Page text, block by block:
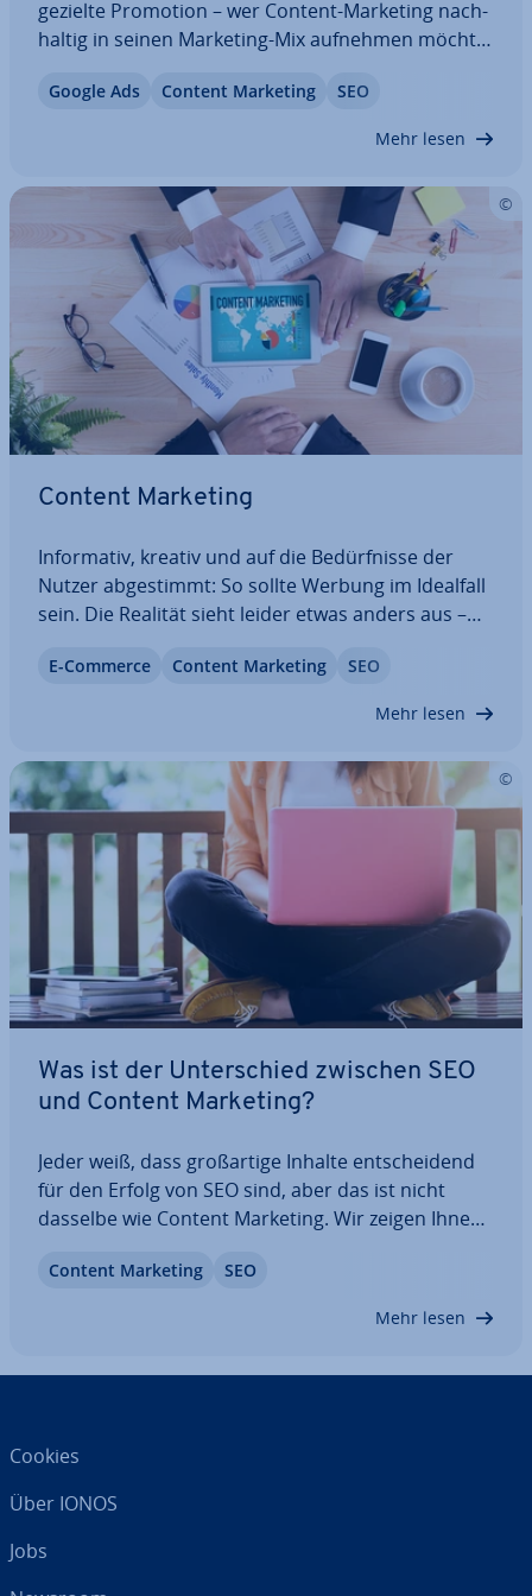
gezielte Promotion – wer Content-Marketing nach­
hal­tig in seinen Marketing-Mix aufnehmen möchte,
Inhalte im Netz gestreut und die ersten Likes und
Google Ads Content Marketing SEO
Mehr lesen
Content Marketing
In­for­ma­tiv, kreativ und auf die Be­dürf­nis­se der
Nutzer ab­ge­stimmt: So sollte Werbung im Idealfall
sein. Die Realität sieht leider etwas anders aus –
Methoden über­drüs­sig und igno­rie­ren die
E-Commerce Content Marketing SEO
Mehr lesen
Was ist der Un­ter­schied zwischen SEO
und Content Marketing?
Jeder weiß, dass groß­ar­ti­ge Inhalte ent­schei­dend
für den Erfolg von SEO sind, aber das ist nicht
dasselbe wie Content Marketing. Wir zeigen Ihnen
wichtigen Begriffen des Online-Mar­ke­tings,
zusammen mit einigen groß­ar­ti­gen Tipps, wie Sie…
Content Marketing SEO
Mehr lesen
Cookies
Über IONOS
Jobs